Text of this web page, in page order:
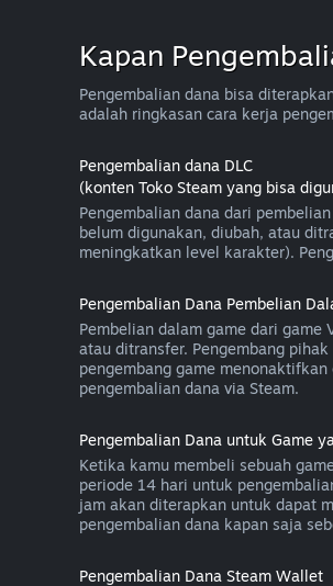
Kapan
Pengembalian dana bisa
adalah ringkasan cara kerja
Pengembalian dana DLC
(konten Toko Steam yang bisa
Pengembalian dana dari
belum digunakan, diubah, atau
meningkatkan level karakter).
Pengembalian Dana Pembelian
Pembelian dalam game dari
atau ditransfer. Pengembang
pengembang game
pengembalian dana via Steam.
Pengembalian Dana untuk Game
Ketika kamu membeli sebuah
periode 14 hari untuk
jam akan diterapkan untuk dapat
pengembalian dana kapan saja
Pengembalian Dana Steam Wallet